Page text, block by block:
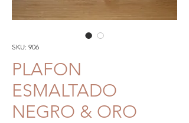
SKU: 906
PLAFON
ESMALTADO
NEGRO & ORO